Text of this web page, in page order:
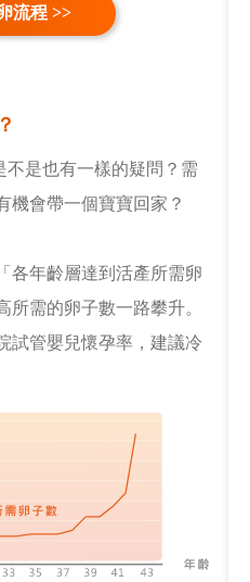
流程 >>
不是也有一樣的疑問？需
機會帶一個寶寶回家？
各年齡層達到活產所需卵
需的卵子數一路攀升。
試管嬰兒懷孕率，建議冷